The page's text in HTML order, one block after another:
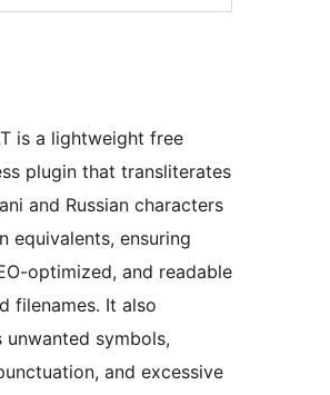
is a lightweight free
plugin that transliterates
and Russian characters
equivalents, ensuring
optimized, and readable
filenames. It also
unwanted symbols,
and excessive